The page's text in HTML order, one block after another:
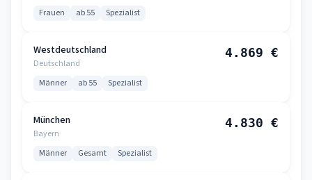
Frauen ab 55 Spezialist
Westdeutschland
Deutschland
4.869 €
Männer ab 55 Spezialist
München
Bayern
4.830 €
Männer Gesamt Spezialist